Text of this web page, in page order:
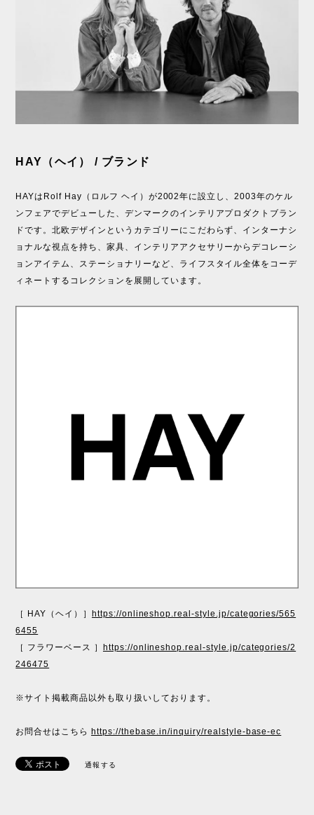
HAY（ヘイ） / ブランド
HAYはRolf Hay（ロルフ ヘイ）が2002年に設立し、2003年のケル
ンフェアでデビューした、デンマークのインテリアプロダクトブラン
ドです。北欧デザインというカテゴリーにこだわらず、インターナシ
ョナルな視点を持ち、家具、インテリアアクセサリーからデコレーシ
ョンアイテム、ステーショナリーなど、ライフスタイル全体をコーデ
ィネートするコレクションを展開しています。
［ HAY（ヘイ）］
https://onlineshop.real-style.jp/categories/565
6455
［ フラワーベース ］
https://onlineshop.real-style.jp/categories/2
246475
※サイト掲載商品以外も取り扱いしております。
お問合せはこちら https://thebase.in/inquiry/realstyle-base-ec
通報する